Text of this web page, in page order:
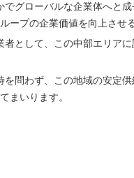
グローバルな企業体へと
ープの企業価値を向上させ
として、この中部エリア
問わず、この地域の安定
まいります。